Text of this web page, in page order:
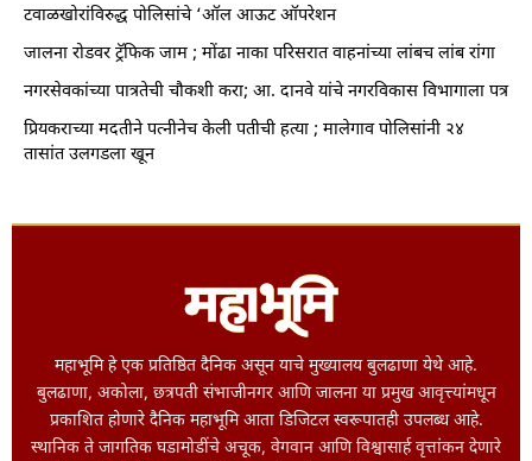
टवाळखोरांविरुद्ध पोलिसांचे ‘ऑल आऊट ऑपरेशन
जालना रोडवर ट्रॅफिक जाम ; मोंढा नाका परिसरात वाहनांच्या लांबच लांब रांगा
नगरसेवकांच्या पात्रतेची चौकशी करा; आ. दानवे यांचे नगरविकास विभागाला पत्र
प्रियकराच्या मदतीने पत्नीनेच केली पतीची हत्या ; मालेगाव पोलिसांनी २४
तासांत उलगडला खून
महाभूमि हे एक प्रतिष्ठित दैनिक असून याचे मुख्यालय बुलढाणा येथे आहे.
बुलढाणा, अकोला, छत्रपती संभाजीनगर आणि जालना या प्रमुख आवृत्त्यांमधून
प्रकाशित होणारे दैनिक महाभूमि आता डिजिटल स्वरूपातही उपलब्ध आहे.
स्थानिक ते जागतिक घडामोडींचे अचूक, वेगवान आणि विश्वासार्ह वृत्तांकन देणारे